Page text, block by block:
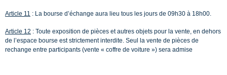
Article 11 : La bourse d’échange aura lieu tous les jours de 09h30 à 18h00.
Article 12 : Toute exposition de pièces et autres objets pour la vente, en dehors
de l’espace bourse est strictement interdite. Seul la vente de pièces de
rechange entre participants (vente « coffre de voiture ») sera admise